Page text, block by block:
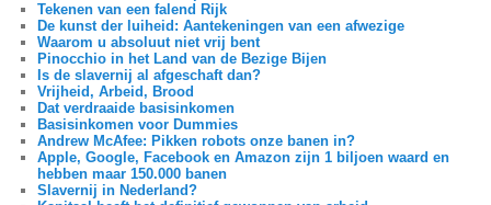
Tekenen van een falend Rijk
De kunst der luiheid: Aantekeningen van een afwezige
Waarom u absoluut niet vrij bent
Pinocchio in het Land van de Bezige Bijen
Is de slavernij al afgeschaft dan?
Vrijheid, Arbeid, Brood
Dat verdraaide basisinkomen
Basisinkomen voor Dummies
Andrew McAfee: Pikken robots onze banen in?
Apple, Google, Facebook en Amazon zijn 1 biljoen waard en
hebben maar 150.000 banen
Slavernij in Nederland?